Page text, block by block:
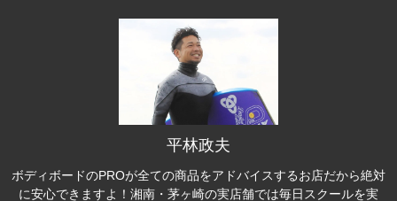
平林政夫
ボディボードのPROが全ての商品をアドバイスするお店だから絶対
に安心できますよ！湘南・茅ヶ崎の実店舗では毎日スクールを実